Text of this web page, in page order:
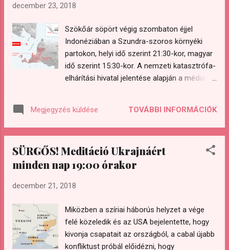
arra, hogy elismerjük magának az életnek a
hoztunk. Égető vágyat érezhetünk arra, hogy
kifejezzük kreativitásunkat, hogy érzéki
tevékenységekben leljünk örömet
szenvedélyes, de mégis mély, gyengéd
rezgéseken keresztül, hogy elengedjünk az
szolgálja lelkünk legnagyobb vízióját. Ahogy
nagy tisztítás történt a Hold energiájában.
december 23, 2018
Szökőár söpört végig szombaton éjjel
Indonéziában a Szundra-szoros környéki
partokon, helyi idő szerint 21:30-kor, magyar
idő szerint 15:30-kor. A nemzeti katasztrófa-
elhárítási hivatal jelentése alapján a média
ember eltűnt, miután a szökőár házak és
épületek százait pusztította el. A hatóságok
növekedni fog, mivel sok olyan érintett
terület van, ahová még nem sikerült eljutni a
https://www.rt.com/news/447230-indonesia-
https://www.theguardian.com/world/live/201
8/dec/23/indonesia-tsunami-dozens-dead-
hundreds-injured-after-anak-krakatoa-erupts
Megjegyzés küldése TOVÁBBI INFORMÁCIÓK
SÜRGŐS! Meditáció Ukrajnáért
minden nap 19:00 órakor
december 21, 2018
Miközben a szíriai háborús helyzet a vége
felé közeledik és az USA bejelentette, hogy
kivonja csapatait az országból, a cabal újabb
konfliktust próbál előidézni, hogy